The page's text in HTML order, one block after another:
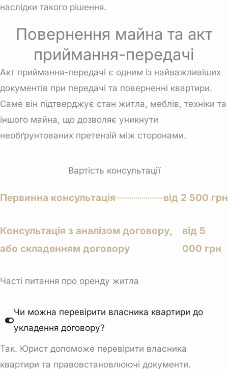
наслідки такого рішення.
Повернення майна та акт
приймання-передачі
Акт приймання-передачі є одним із найважливіших
документів при передачі та поверненні квартири.
Саме він підтверджує стан житла, меблів, техніки та
іншого майна, що дозволяє уникнути
необґрунтованих претензій між сторонами.
Вартість консультації
Первинна консультація від 2 500 грн
Консультація з аналізом договору,
або складенням договору
від 5
000 грн
Часті питання про оренду житла
Чи можна перевірити власника квартири до
укладення договору?
Так. Юрист допоможе перевірити власника
квартири та правовстановлюючі документи.